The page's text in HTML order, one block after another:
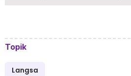
Topik
Langsa